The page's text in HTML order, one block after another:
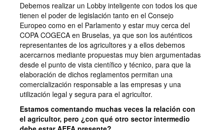
Debemos realizar un Lobby inteligente con todos los que
tienen el poder de legislación tanto en el Consejo
Europeo como en el Parlamento y estar muy cerca del
COPA COGECA en Bruselas, ya que son los auténticos
representantes de los agricultores y a ellos debemos
acercarnos mediante propuestas muy bien argumentadas
desde el punto de vista científico y técnico, para que la
elaboración de dichos reglamentos permitan una
comercialización responsable a las empresas y una
utilización legal y segura para el agricultor.
Estamos comentando muchas veces la relación con
el agricultor, pero ¿con qué otro sector intermedio